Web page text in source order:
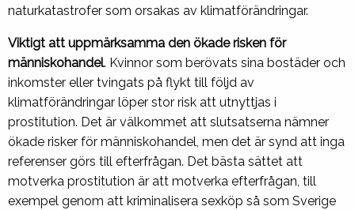
naturkatastrofer som orsakas av klimatförändringar.
Viktigt att uppmärksamma den ökade risken för
människohandel. Kvinnor som berövats sina bostäder och
inkomster eller tvingats på flykt till följd av
klimatförändringar löper stor risk att utnyttjas i
prostitution. Det är välkommet att slutsatserna nämner
ökade risker för människohandel, men det är synd att inga
referenser görs till efterfrågan. Det bästa sättet att
motverka prostitution är att motverka efterfrågan, till
exempel genom att kriminalisera sexköp så som Sverige